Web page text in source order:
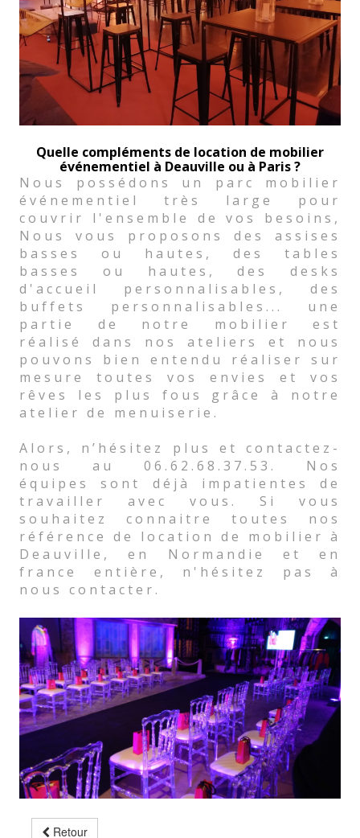
Quelle compléments de location de mobilier
événementiel à Deauville ou à Paris ?
Nous possédons un parc mobilier
événementiel très large pour
couvrir l'ensemble de vos besoins,
Nous vous proposons des assises
basses ou hautes, des tables
basses ou hautes, des desks
d'accueil personnalisables, des
buffets personnalisables... une
partie de notre mobilier est
réalisé dans nos ateliers et nous
pouvons bien entendu réaliser sur
mesure toutes vos envies et vos
rêves les plus fous grâce à notre
atelier de menuiserie.
Alors, n’hésitez plus et contactez-
nous au 06.62.68.37.53. Nos
équipes sont déjà impatientes de
travailler avec vous. Si vous
souhaitez connaitre toutes nos
référence de location de mobilier à
Deauville, en Normandie et en
france entière, n'hésitez pas à
nous contacter.
Retour